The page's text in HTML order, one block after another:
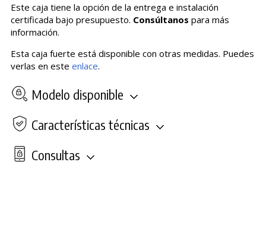
Este caja tiene la opción de la entrega e instalación
certificada bajo presupuesto. Consúltanos para más
información.
Esta caja fuerte está disponible con otras medidas. Puedes
verlas en este enlace.
Modelo disponible
Características técnicas
Consultas